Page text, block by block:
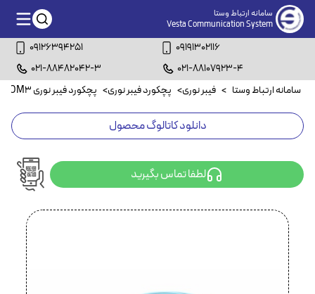
سامانه ارتباط وستا
Vesta Communication System
09126394251
09191302116
021-88482042-3
021-88107923-4
سامانه ارتباط وستا > فیبر نوری> پچکورد فیبر نوری> پچکورد فیبر نوری OM3
دانلود کاتالوگ محصول
لطفا تماس بگیرید